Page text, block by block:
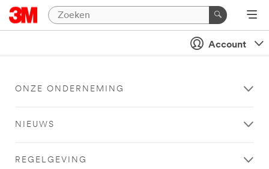
Account
ONZE ONDERNEMING
NIEUWS
REGELGEVING